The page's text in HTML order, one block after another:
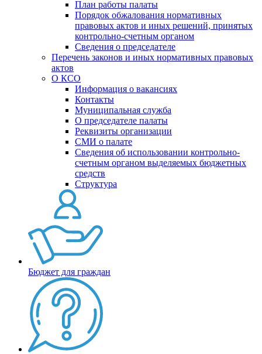
План работы палаты
Порядок обжалования нормативных
правовых актов и иных решений, принятых
контрольно-счетным органом
Сведения о председателе
Перечень законов и иных нормативных правовых
актов
О КСО
Информация о вакансиях
Контакты
Муниципальная служба
О председателе палаты
Реквизиты организации
СМИ о палате
Сведения об использовании контрольно-
счетным органом выделяемых бюджетных
средств
Структура
Бюджет для граждан